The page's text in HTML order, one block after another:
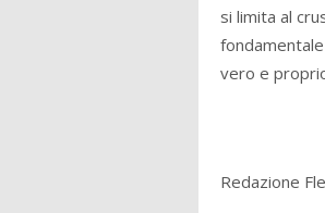
si limita al
vero e
Redazione